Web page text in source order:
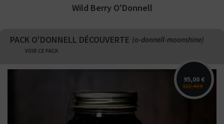
Wild Berry O'Donnell
PACK O'DONNELL DÉCOUVERTE (o-donnell-moonshine)
VOIR CE PACK
95,00 €
122,40 €
O'Donnell Moonshine Wild Berry
700ml - Fruits d'été, cassis, framboises,
mûres. Conçu en Allemagne. Vol. 25%